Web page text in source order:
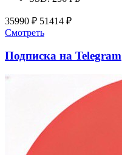
35990 ₽ 51414 ₽
Смотреть
Подписка на Telegram